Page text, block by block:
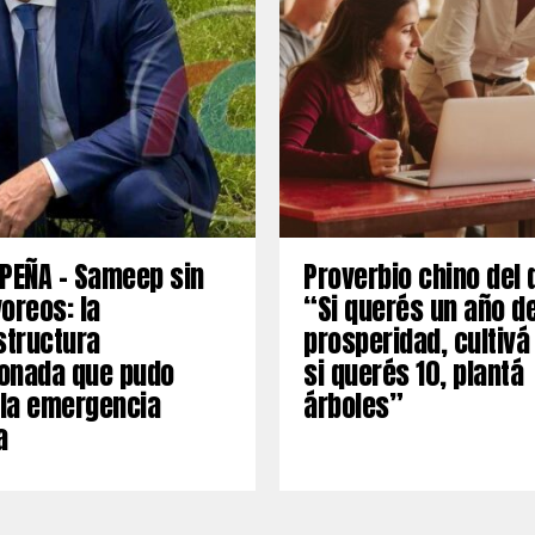
– Sameep sin
la
que pudo
emergencia
Proverbio chino del
“Si querés un año
prosperidad,
si querés 10, plantá
árboles”